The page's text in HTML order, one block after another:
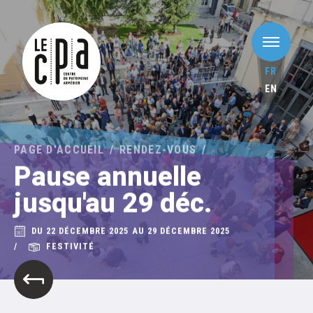
FR
EN
PAGE D'ACCUEIL RENDEZ-VOUS
Pause annuelle
jusqu'au 29 déc.
DU 22 DÉCEMBRE 2025 AU 29 DÉCEMBRE 2025
FESTIVITÉ